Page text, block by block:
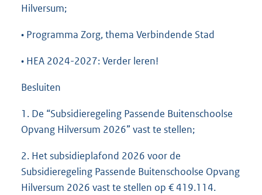
Hilversum;
• Programma Zorg, thema Verbindende Stad
• HEA 2024-2027: Verder leren!
Besluiten
1. De “Subsidieregeling Passende Buitenschoolse
Opvang Hilversum 2026” vast te stellen;
2. Het subsidieplafond 2026 voor de
Subsidieregeling Passende Buitenschoolse Opvang
Hilversum 2026 vast te stellen op € 419.114.